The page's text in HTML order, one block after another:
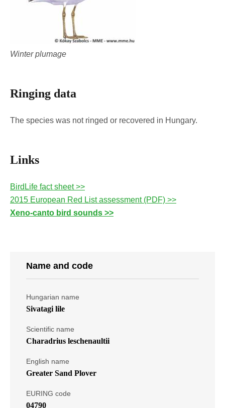
Winter plumage
Ringing data
The species was not ringed or recovered in Hungary.
Links
BirdLife fact sheet >>
2015 European Red List assessment (PDF) >>
Xeno-canto bird sounds >>
Name and code
Hungarian name
Sivatagi lile
Scientific name
Charadrius leschenaultii
English name
Greater Sand Plover
EURING code
04790